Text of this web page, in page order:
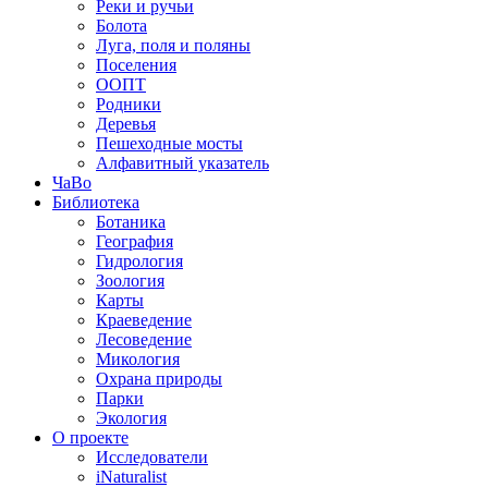
Реки и ручьи
Болота
Луга, поля и поляны
Поселения
ООПТ
Родники
Деревья
Пешеходные мосты
Алфавитный указатель
ЧаВо
Библиотека
Ботаника
География
Гидрология
Зоология
Карты
Краеведение
Лесоведение
Микология
Охрана природы
Парки
Экология
О проекте
Исследователи
iNaturalist